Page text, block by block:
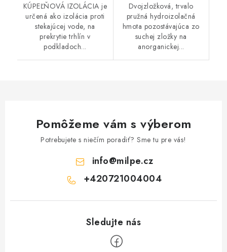
KÚPEĽŇOVÁ IZOLÁCIA je
určená ako izolácia proti
stekajúcej vode, na
prekrytie trhlín v
podkladoch...
Dvojzložková, trvalo
pružná hydroizolačná
hmota pozostávajúca zo
suchej zložky na
anorganickej...
Pomôžeme vám s výberom
Potrebujete s niečím poradiť? Sme tu pre vás!
info@milpe.cz
+420721004004